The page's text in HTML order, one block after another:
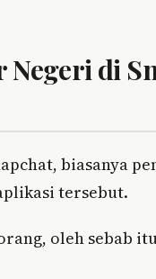
di
biasanya
tersebut.
oleh sebab